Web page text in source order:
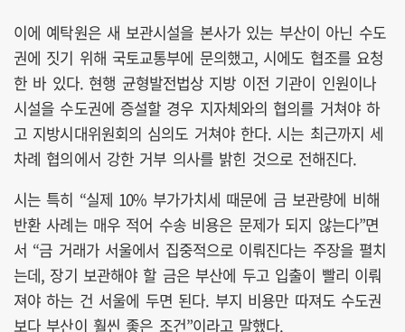
이에 예탁원은 새 보관시설을 본사가 있는 부산이 아닌 수도
권에 짓기 위해 국토교통부에 문의했고, 시에도 협조를 요청
한 바 있다. 현행 균형발전법상 지방 이전 기관이 인원이나
시설을 수도권에 증설할 경우 지자체와의 협의를 거쳐야 하
고 지방시대위원회의 심의도 거쳐야 한다. 시는 최근까지 세
차례 협의에서 강한 거부 의사를 밝힌 것으로 전해진다.
시는 특히 “실제 10% 부가가치세 때문에 금 보관량에 비해
반환 사례는 매우 적어 수송 비용은 문제가 되지 않는다”면
서 “금 거래가 서울에서 집중적으로 이뤄진다는 주장을 펼치
는데, 장기 보관해야 할 금은 부산에 두고 입출이 빨리 이뤄
져야 하는 건 서울에 두면 된다. 부지 비용만 따져도 수도권
보다 부산이 훨씬 좋은 조건”이라고 말했다.